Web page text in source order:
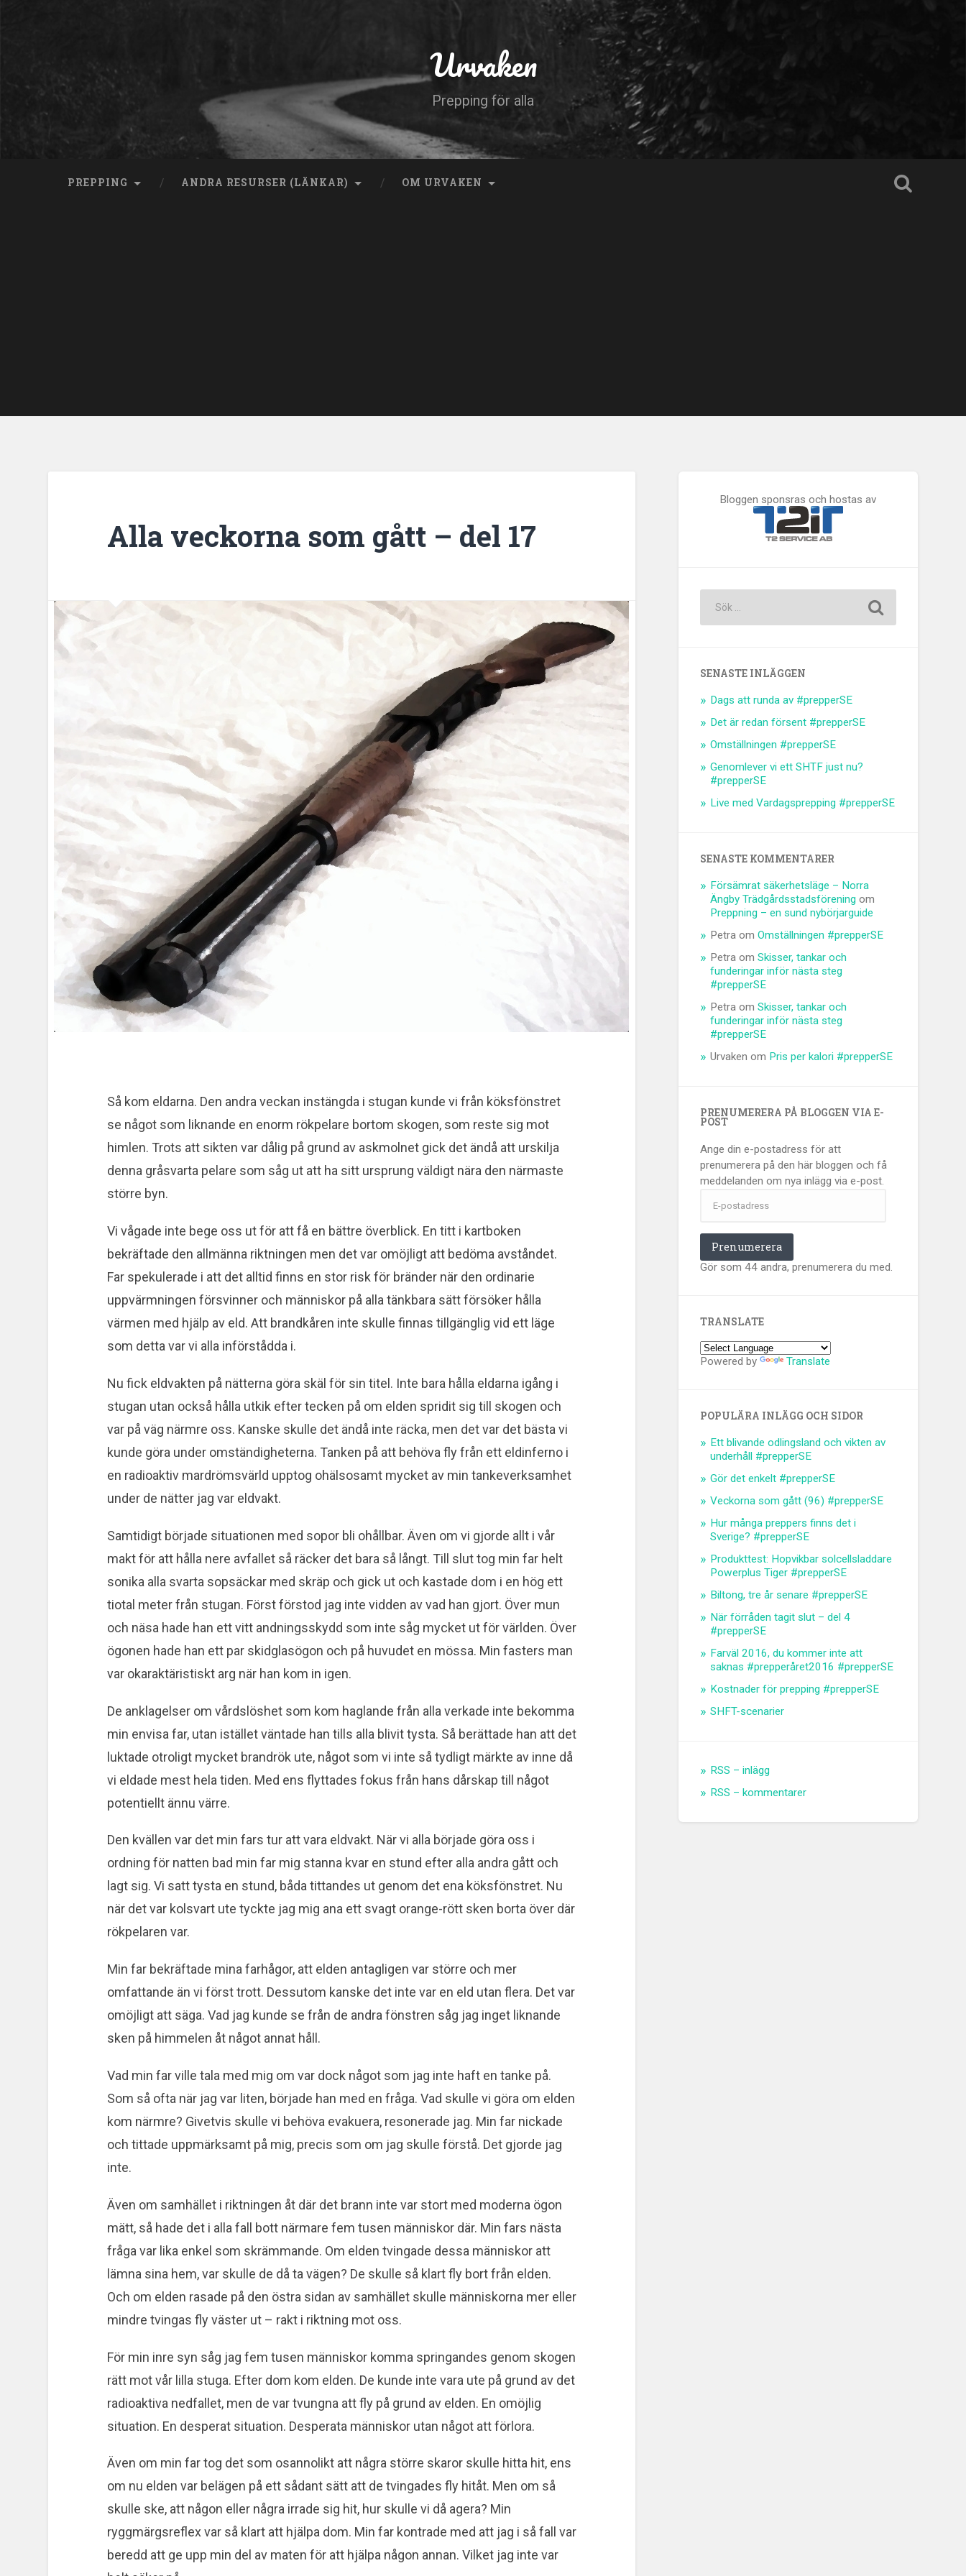
Urvaken
Prepping för alla
PREPPING ANDRA RESURSER (LÄNKAR) OM URVAKEN
Alla veckorna som gått – del 17
Så kom eldarna. Den andra veckan instängda i stugan kunde vi från köksfönstret
se något som liknande en enorm rökpelare bortom skogen, som reste sig mot
himlen. Trots att sikten var dålig på grund av askmolnet gick det ändå att urskilja
denna gråsvarta pelare som såg ut att ha sitt ursprung väldigt nära den närmaste
större byn.
Vi vågade inte bege oss ut för att få en bättre överblick. En titt i kartboken
bekräftade den allmänna riktningen men det var omöjligt att bedöma avståndet.
Far spekulerade i att det alltid finns en stor risk för bränder när den ordinarie
uppvärmningen försvinner och människor på alla tänkbara sätt försöker hålla
värmen med hjälp av eld. Att brandkåren inte skulle finnas tillgänglig vid ett läge
som detta var vi alla införstådda i.
Nu fick eldvakten på nätterna göra skäl för sin titel. Inte bara hålla eldarna igång i
stugan utan också hålla utkik efter tecken på om elden spridit sig till skogen och
var på väg närmre oss. Kanske skulle det ändå inte räcka, men det var det bästa vi
kunde göra under omständigheterna. Tanken på att behöva fly från ett eldinferno i
en radioaktiv mardrömsvärld upptog ohälsosamt mycket av min tankeverksamhet
under de nätter jag var eldvakt.
Samtidigt började situationen med sopor bli ohållbar. Även om vi gjorde allt i vår
makt för att hålla nere avfallet så räcker det bara så långt. Till slut tog min far helt
sonika alla svarta sopsäckar med skräp och gick ut och kastade dom i en hög ett
tiotal meter från stugan. Först förstod jag inte vidden av vad han gjort. Över mun
och näsa hade han ett vitt andningsskydd som inte såg mycket ut för världen. Över
ögonen hade han ett par skidglasögon och på huvudet en mössa. Min fasters man
var okaraktäristiskt arg när han kom in igen.
De anklagelser om vårdslöshet som kom haglande från alla verkade inte bekomma
min envisa far, utan istället väntade han tills alla blivit tysta. Så berättade han att det
luktade otroligt mycket brandrök ute, något som vi inte så tydligt märkte av inne då
vi eldade mest hela tiden. Med ens flyttades fokus från hans dårskap till något
potentiellt ännu värre.
Den kvällen var det min fars tur att vara eldvakt. När vi alla började göra oss i
ordning för natten bad min far mig stanna kvar en stund efter alla andra gått och
lagt sig. Vi satt tysta en stund, båda tittandes ut genom det ena köksfönstret. Nu
när det var kolsvart ute tyckte jag mig ana ett svagt orange-rött sken borta över där
rökpelaren var.
Min far bekräftade mina farhågor, att elden antagligen var större och mer
omfattande än vi först trott. Dessutom kanske det inte var en eld utan flera. Det var
omöjligt att säga. Vad jag kunde se från de andra fönstren såg jag inget liknande
sken på himmelen åt något annat håll.
Vad min far ville tala med mig om var dock något som jag inte haft en tanke på.
Som så ofta när jag var liten, började han med en fråga. Vad skulle vi göra om elden
kom närmre? Givetvis skulle vi behöva evakuera, resonerade jag. Min far nickade
och tittade uppmärksamt på mig, precis som om jag skulle förstå. Det gjorde jag
inte.
Även om samhället i riktningen åt där det brann inte var stort med moderna ögon
mätt, så hade det i alla fall bott närmare fem tusen människor där. Min fars nästa
fråga var lika enkel som skrämmande. Om elden tvingade dessa människor att
lämna sina hem, var skulle de då ta vägen? De skulle så klart fly bort från elden.
Och om elden rasade på den östra sidan av samhället skulle människorna mer eller
mindre tvingas fly väster ut – rakt i riktning mot oss.
För min inre syn såg jag fem tusen människor komma springandes genom skogen
rätt mot vår lilla stuga. Efter dom kom elden. De kunde inte vara ute på grund av det
radioaktiva nedfallet, men de var tvungna att fly på grund av elden. En omöjlig
situation. En desperat situation. Desperata människor utan något att förlora.
Även om min far tog det som osannolikt att några större skaror skulle hitta hit, ens
om nu elden var belägen på ett sådant sätt att de tvingades fly hitåt. Men om så
skulle ske, att någon eller några irrade sig hit, hur skulle vi då agera? Min
ryggmärgsreflex var så klart att hjälpa dom. Min far kontrade med att jag i så fall var
beredd att ge upp min del av maten för att hjälpa någon annan. Vilket jag inte var
Bloggen sponsras och hostas av
SENASTE INLÄGGEN
Dags att runda av #prepperSE
Det är redan försent #prepperSE
Omställningen #prepperSE
Genomlever vi ett SHTF just nu?
#prepperSE
Live med Vardagsprepping #prepperSE
SENASTE KOMMENTARER
Försämrat säkerhetsläge – Norra
Ängby Trädgårdsstadsförening om
Preppning – en sund nybörjarguide
Petra omOmställningen #prepperSE
Petra omSkisser, tankar och
funderingar inför nästa steg
#prepperSE
Petra omSkisser, tankar och
funderingar inför nästa steg
#prepperSE
Urvaken om Pris per kalori #prepperSE
PRENUMERERA PÅ BLOGGEN VIA E-
POST
Ange din e-postadress för att
prenumerera på den här bloggen och få
meddelanden om nya inlägg via e-post.
postadress
Prenumerera
Gör som 44 andra, prenumerera du med.
TRANSLATE
Powered by Translate
POPULÄRA INLÄGG OCH SIDOR
Ett blivande odlingsland och vikten av
underhåll #prepperSE
Gör det enkelt #prepperSE
Veckorna som gått (96) #prepperSE
Hur många preppers finns det i
Sverige? #prepperSE
Produkttest: Hopvikbar solcellsladdare
Powerplus Tiger #prepperSE
Biltong, tre år senare #prepperSE
När förråden tagit slut – del 4
#prepperSE
Farväl 2016, du kommer inte att
saknas #prepperåret2016 #prepperSE
Kostnader för prepping #prepperSE
SHFT-scenarier
RSS – inlägg
RSS – kommentarer